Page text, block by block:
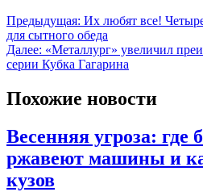
Предыдущая: Их любят все!
для сытного обеда
Далее: «Металлург» увеличил
серии Кубка Гагарина
Похожие новости
Весенняя угроза: где
ржавеют машины и
кузов